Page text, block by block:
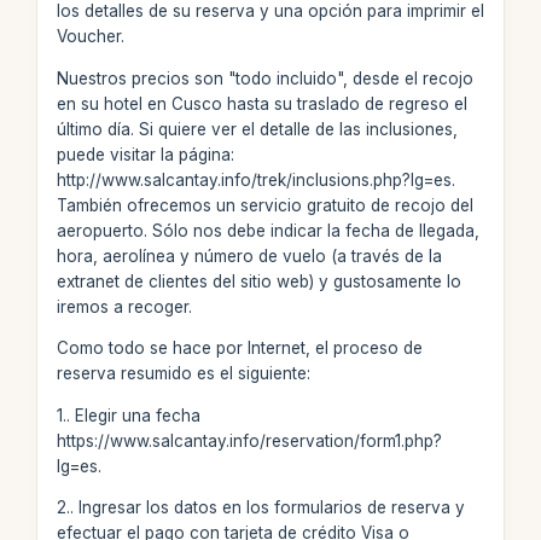
los detalles de su reserva y una opción para imprimir el
Voucher.
Nuestros precios son "todo incluido", desde el recojo
en su hotel en Cusco hasta su traslado de regreso el
último día. Si quiere ver el detalle de las inclusiones,
puede visitar la página:
http://www.salcantay.info/trek/inclusions.php?lg=es.
También ofrecemos un servicio gratuito de recojo del
aeropuerto. Sólo nos debe indicar la fecha de llegada,
hora, aerolínea y número de vuelo (a través de la
extranet de clientes del sitio web) y gustosamente lo
iremos a recoger.
Como todo se hace por Internet, el proceso de
reserva resumido es el siguiente:
1.. Elegir una fecha
https://www.salcantay.info/reservation/form1.php?
lg=es.
2.. Ingresar los datos en los formularios de reserva y
efectuar el pago con tarjeta de crédito Visa o